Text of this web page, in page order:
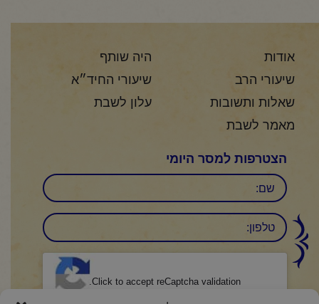
אודות
היה שותף
שיעורי הרב
שיעורי החיד״א
שאלות ותשובות
עלון לשבת
מאמר לשבת
הצטרפות למסר היומי
שם
טלפון:
Click to accept reCaptcha validation.